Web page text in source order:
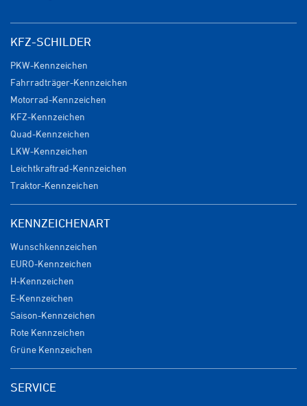
KFZ-SCHILDER
PKW-Kennzeichen
Fahrradträger-Kennzeichen
Motorrad-Kennzeichen
KFZ-Kennzeichen
Quad-Kennzeichen
LKW-Kennzeichen
Leichtkraftrad-Kennzeichen
Traktor-Kennzeichen
KENNZEICHENART
Wunschkennzeichen
EURO-Kennzeichen
H-Kennzeichen
E-Kennzeichen
Saison-Kennzeichen
Rote Kennzeichen
Grüne Kennzeichen
SERVICE